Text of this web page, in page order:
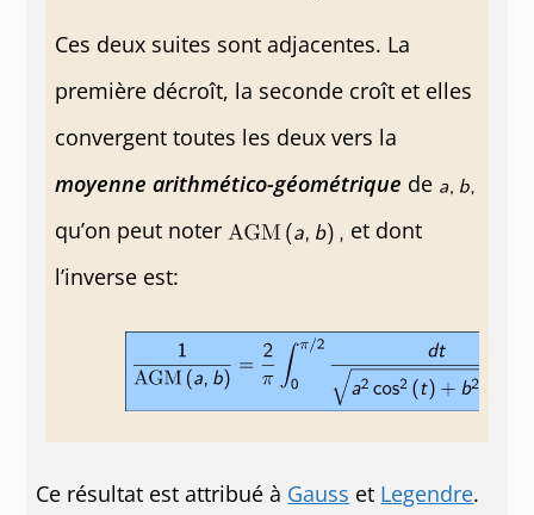
Ces deux suites sont adjacentes. La
première décroît, la seconde croît et elles
convergent toutes les deux vers la
moyenne arithmético-géométrique de
qu’on peut noter
et dont
l’inverse est:
Ce résultat est attribué à Gauss et Legendre.